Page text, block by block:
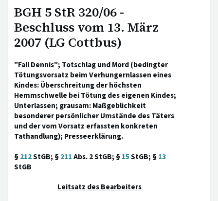
BGH 5 StR 320/06 -
Beschluss vom 13. März
2007 (LG Cottbus)
"Fall Dennis"; Totschlag und Mord (bedingter
Tötungsvorsatz beim Verhungernlassen eines
Kindes: Überschreitung der höchsten
Hemmschwelle bei Tötung des eigenen Kindes;
Unterlassen; grausam: Maßgeblichkeit
besonderer persönlicher Umstände des Täters
und der vom Vorsatz erfassten konkreten
Tathandlung); Presseerklärung.
§212StGB; §211Abs. 2 StGB; §15StGB; §13
StGB
Leitsatz des Bearbeiters